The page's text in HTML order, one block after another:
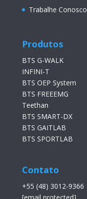
Trabalhe Conosco
Produtos
BTS G-WALK
INFINI-T
BTS OEP System
BTS FREEEMG
Teethan
BTS SMART-DX
BTS GAITLAB
BTS SPORTLAB
Contato
+55 (48) 3012-9366